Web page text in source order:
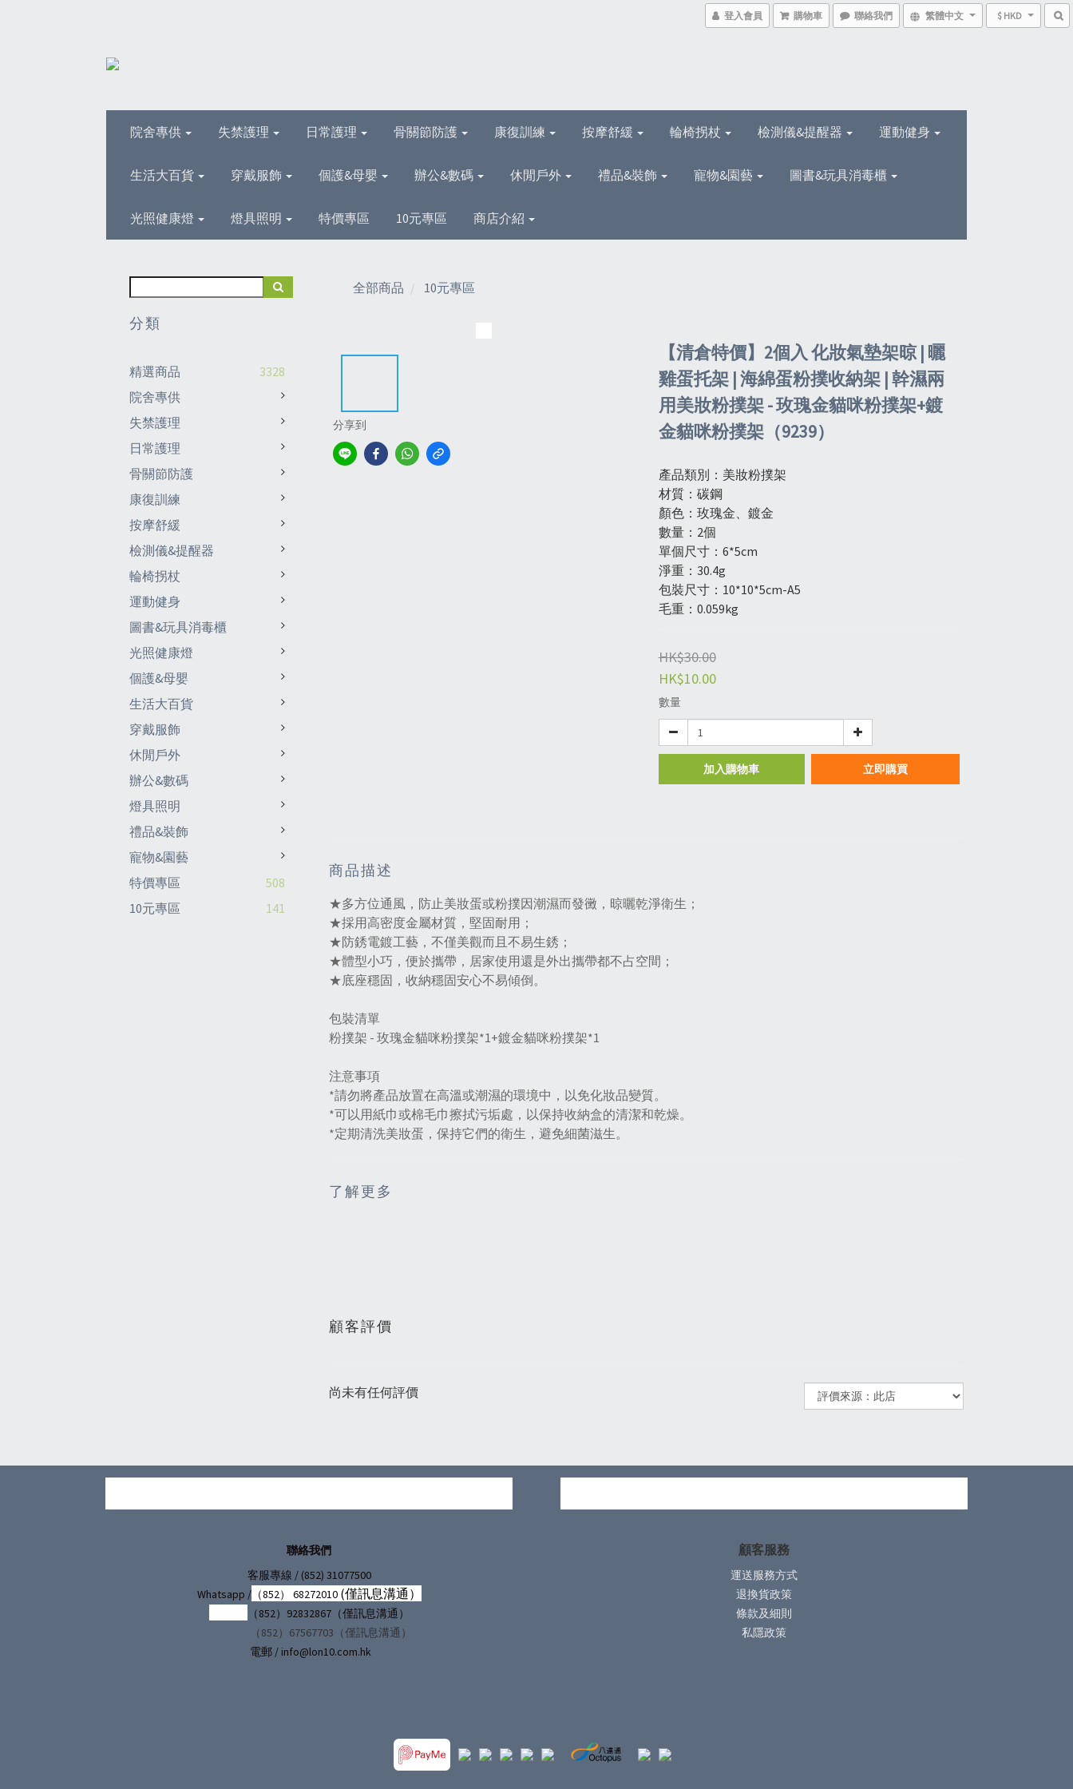
登入會員 購物車 聯絡我們 繁體中文 $ HKD
院舍專供 失禁護理 日常護理 骨關節防護 康復訓練 按摩舒緩 輪椅拐杖 檢測儀&提醒器 運動健身
生活大百貨 穿戴服飾 個護&母嬰 辦公&數碼 休閒戶外 禮品&裝飾 寵物&園藝 圖書&玩具消毒櫃
光照健康燈 燈具照明 特價專區 10元專區 商店介紹
分類
精選商品
3328
院舍專供
失禁護理
日常護理
骨關節防護
康復訓練
按摩舒緩
檢測儀&提醒器
輪椅拐杖
運動健身
圖書&玩具消毒櫃
光照健康燈
個護&母嬰
生活大百貨
穿戴服飾
休閒戶外
辦公&數碼
燈具照明
禮品&裝飾
寵物&園藝
特價專區
508
10元專區
141
全部商品 10元專區
分享到
【清倉特價】2個入 化妝氣墊架晾 | 曬
雞蛋托架 | 海綿蛋粉撲收納架 | 幹濕兩
用美妝粉撲架 - 玫瑰金貓咪粉撲架+鍍
金貓咪粉撲架（9239）
產品類別：美妝粉撲架
材質：碳鋼
顏色：玫瑰金、鍍金
數量：2個
單個尺寸：6*5cm
淨重：30.4g
包裝尺寸：10*10*5cm-A5
毛重：0.059kg
HK$30.00
HK$10.00
數量
加入購物車 立即購買
商品描述
★多方位通風，防止美妝蛋或粉撲因潮濕而發黴，晾曬乾淨衛生；
★採用高密度金屬材質，堅固耐用；
★防銹電鍍工藝，不僅美觀而且不易生銹；
★體型小巧，便於攜帶，居家使用還是外出攜帶都不占空間；
★底座穩固，收納穩固安心不易傾倒。
包裝清單
粉撲架 - 玫瑰金貓咪粉撲架*1+鍍金貓咪粉撲架*1
注意事項
*請勿將產品放置在高溫或潮濕的環境中，以免化妝品變質。
*可以用紙巾或棉毛巾擦拭污垢處，以保持收納盒的清潔和乾燥‌。
*定期清洗美妝蛋，保持它們的衛生，避免細菌滋生‌。
了解更多
顧客評價
尚未有任何評價
聯絡我們
客服專線 / (852) 31077500
Whatsapp /（852） 68272010 (僅訊息溝通）
（852）92832867（僅訊息溝通）
（852）67567703（僅訊息溝通）
電郵 / info@lon10.com.hk
顧客服務
運送服務方式
退換貨政策
條款及細則
私隱政策